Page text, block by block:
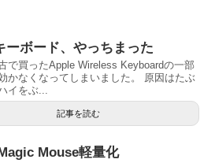
ーボード、やっちまった
で買ったApple Wireless Keyboardの一部
かなくなってしまいました。 原因はたぶ
イをぶ...
記事を読む
Mouse軽量化